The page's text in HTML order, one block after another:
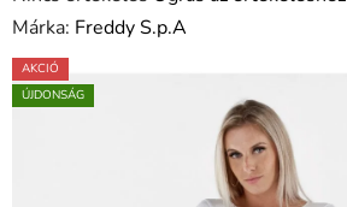
termék
átlagos
értékelése
Márka: Freddy S.p.A
AKCIÓ
ÚJDONSÁG